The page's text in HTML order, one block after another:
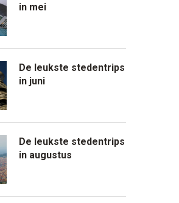
in mei
De leukste stedentrips
in juni
De leukste stedentrips
in augustus